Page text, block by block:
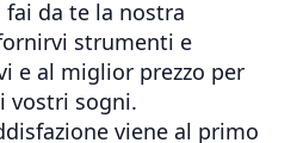
da te la nostra
strumenti e
e al miglior prezzo per
vostri sogni.
viene al primo